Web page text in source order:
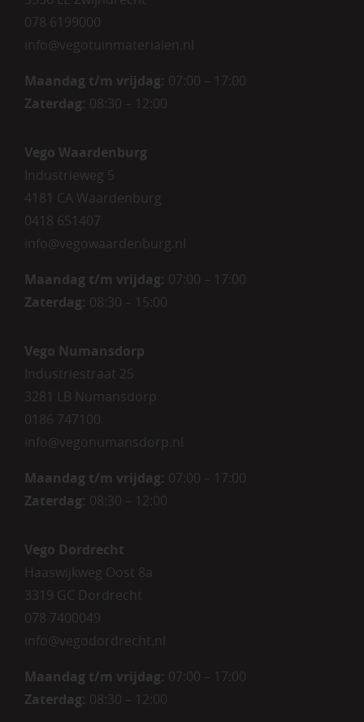
078 6199000
info@vegotuinmaterialen.nl
Maandag t/m vrijdag: 07:00 – 17:00
Zaterdag: 08:30 – 12:00
Vego Waardenburg
Industrieweg 5
4181 CA Waardenburg
0418 651407
info@vegowaardenburg.nl
Maandag t/m vrijdag: 07:00 – 17:00
Zaterdag: 08:30 – 15:00
Vego Numansdorp
Industriestraat 25
3281 LB Numansdorp
0186 747100
info@vegonumansdorp.nl
Maandag t/m vrijdag: 07:00 – 17:00
Zaterdag: 08:30 – 12:00
Vego Dordrecht
Haaswijkweg Oost 8a
3319 GC Dordrecht
078 7400049
info@vegodordrecht.nl
Maandag t/m vrijdag: 07:00 – 17:00
Zaterdag: 08:30 – 12:00